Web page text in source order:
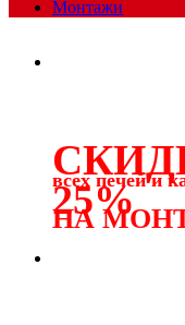
Монтажи
всех печей и
25%
НА